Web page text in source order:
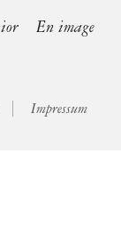
En image
Impressum